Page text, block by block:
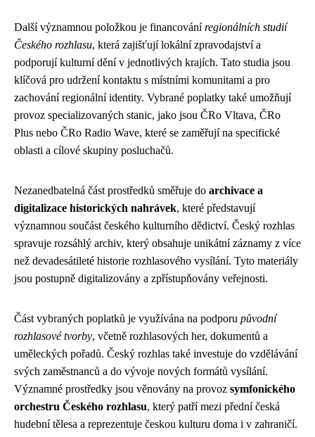
Další významnou položkou je financováníregionálních studií
Českého rozhlasu, která zajišťují lokální zpravodajství a
podporují kulturní dění v jednotlivých krajích. Tato studia jsou
klíčová pro udržení kontaktu s místními komunitami a pro
zachování regionální identity. Vybrané poplatky také umožňují
provoz specializovaných stanic, jako jsou ČRo Vltava, ČRo
Plus nebo ČRo Radio Wave, které se zaměřují na specifické
oblasti a cílové skupiny posluchačů.
Nezanedbatelná část prostředků směřuje do archivace a
digitalizace historických nahrávek, které představují
významnou součást českého kulturního dědictví. Český rozhlas
spravuje rozsáhlý archiv, který obsahuje unikátní záznamy z více
než devadesátileté historie rozhlasového vysílání. Tyto materiály
jsou postupně digitalizovány a zpřístupňovány veřejnosti.
Část vybraných poplatků je využívána na podporu původní
rozhlasové tvorby, včetně rozhlasových her, dokumentů a
uměleckých pořadů. Český rozhlas také investuje do vzdělávání
svých zaměstnanců a do vývoje nových formátů vysílání.
Významné prostředky jsou věnovány na provoz symfonického
orchestru Českého rozhlasu, který patří mezi přední česká
hudební tělesa a reprezentuje českou kulturu doma i v zahraničí.